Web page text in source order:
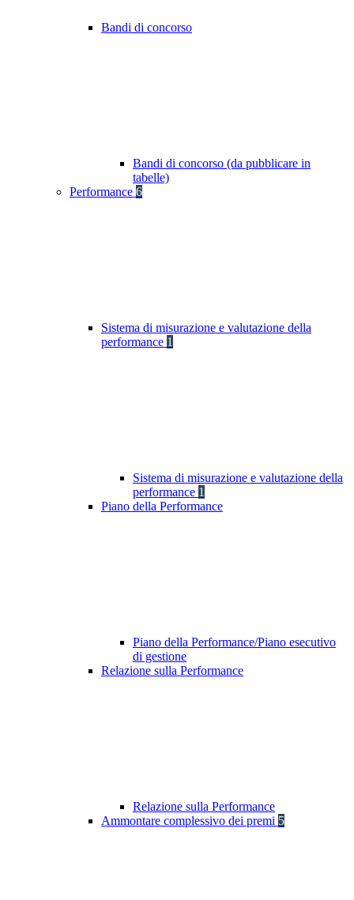
Bandi di concorso
Bandi di concorso (da pubblicare in
tabelle)
Performance 6
Sistema di misurazione e valutazione della
performance 1
Sistema di misurazione e valutazione della
performance 1
Piano della Performance
Piano della Performance/Piano esecutivo
di gestione
Relazione sulla Performance
Relazione sulla Performance
Ammontare complessivo dei premi 5